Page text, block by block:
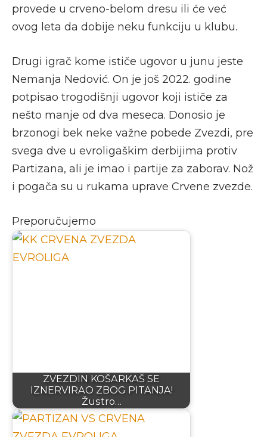
provede u crveno-belom dresu ili će već
ovog leta da dobije neku funkciju u klubu.
Drugi igrač kome ističe ugovor u junu jeste
Nemanja Nedović. On je još 2022. godine
potpisao trogodišnji ugovor koji ističe za
nešto manje od dva meseca. Donosio je
brzonogi bek neke važne pobede Zvezdi, pre
svega dve u evroligaškim derbijima protiv
Partizana, ali je imao i partije za zaborav. Nož
i pogača su u rukama uprave Crvene zvezde.
Preporučujemo
ZVEZDIN KOŠARKAŠ SE
IZNERVIRAO ZBOG PITANJA!
Žustro…